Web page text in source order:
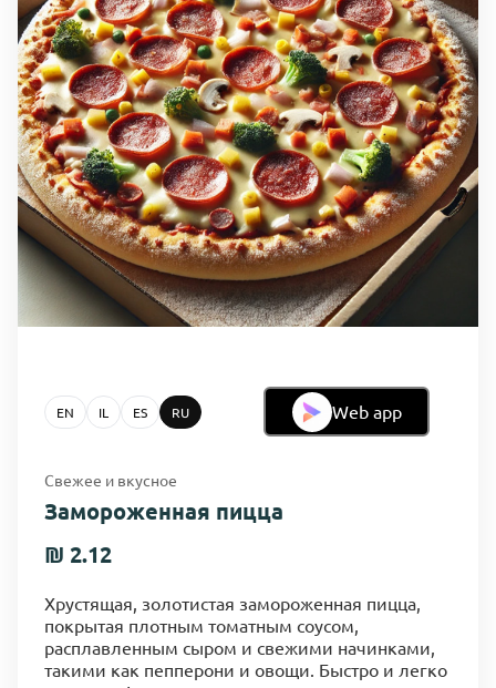
EN IL ES RU Web app
Свежее и вкусное
Замороженная пицца
₪ 2.12
Хрустящая, золотистая замороженная пицца,
покрытая плотным томатным соусом,
расплавленным сыром и свежими начинками,
такими как пепперони и овощи. Быстро и легко